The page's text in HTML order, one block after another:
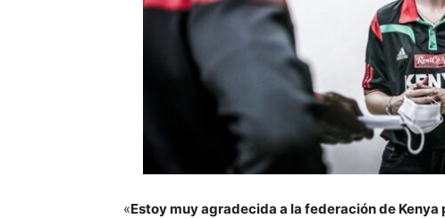
«Estoy muy agradecida a la federación de